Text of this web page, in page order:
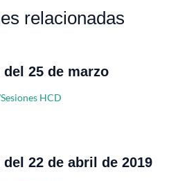
relacionadas
del 25 de marzo
Sesiones HCD
del 22 de abril de 2019